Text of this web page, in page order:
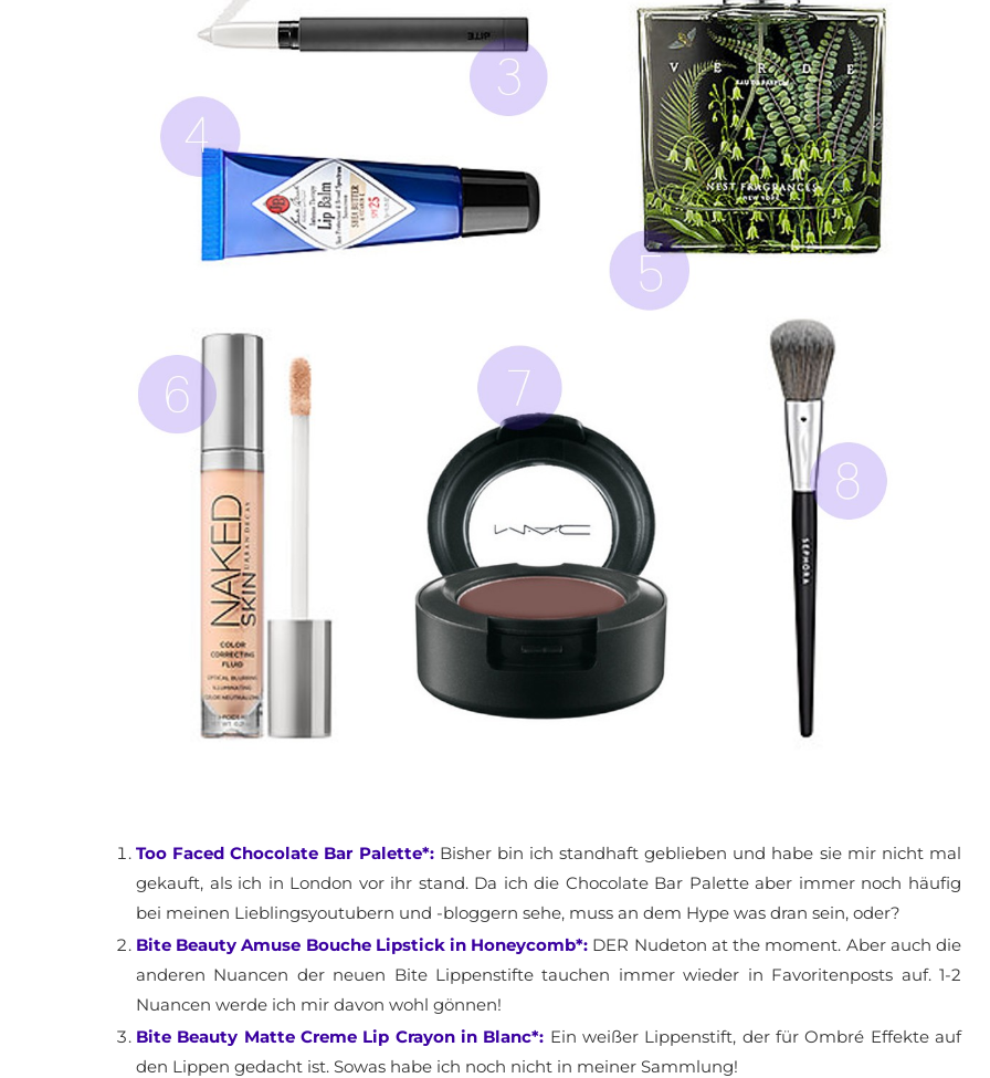
Too Faced Chocolate Bar Palette*:Bisher bin ich standhaft geblieben und habe sie mir nicht mal
gekauft, als ich in London vor ihr stand. Da ich die Chocolate Bar Palette aber immer noch häufig
bei meinen Lieblingsyoutubern und -bloggern sehe, muss an dem Hype was dran sein, oder?
Bite Beauty Amuse Bouche Lipstick in Honeycomb*: DER Nudeton at the moment. Aber auch die
anderen Nuancen der neuen Bite Lippenstifte tauchen immer wieder in Favoritenposts auf. 1-2
Nuancen werde ich mir davon wohl gönnen!
Bite Beauty Matte Creme Lip Crayon in Blanc*: Ein weißer Lippenstift, der für Ombré Effekte auf
den Lippen gedacht ist. Sowas habe ich noch nicht in meiner Sammlung!